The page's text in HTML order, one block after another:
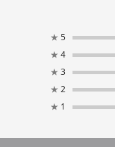
★ 5
★ 4
★ 3
★ 2
★ 1